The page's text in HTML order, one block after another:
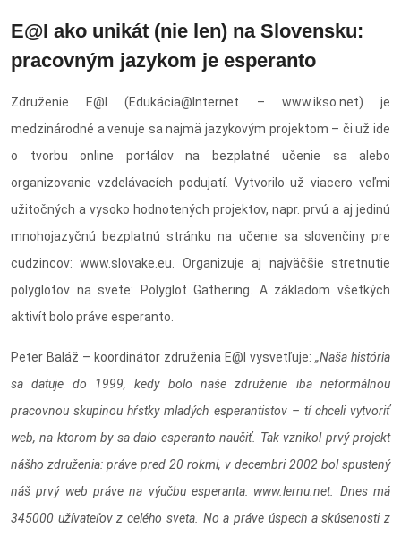
E@I ako unikát (nie len) na Slovensku:
pracovným jazykom je esperanto
Združenie E@I (Edukácia@Internet – www.ikso.net) je
medzinárodné a venuje sa najmä jazykovým projektom – či už ide
o tvorbu online portálov na bezplatné učenie sa alebo
organizovanie vzdelávacích podujatí. Vytvorilo už viacero veľmi
užitočných a vysoko hodnotených projektov, napr. prvú a aj jedinú
mnohojazyčnú bezplatnú stránku na učenie sa slovenčiny pre
cudzincov: www.slovake.eu. Organizuje aj najväčšie stretnutie
polyglotov na svete: Polyglot Gathering. A základom všetkých
aktivít bolo práve esperanto.
Peter Baláž – koordinátor združenia E@I vysvetľuje: „Naša história
sa datuje do 1999, kedy bolo naše združenie iba neformálnou
pracovnou skupinou hŕstky mladých esperantistov – tí chceli vytvoriť
web, na ktorom by sa dalo esperanto naučiť. Tak vznikol prvý projekt
nášho združenia: práve pred 20 rokmi, v decembri 2002 bol spustený
náš prvý web práve na výučbu esperanta: www.lernu.net. Dnes má
345000 užívateľov z celého sveta. No a práve úspech a skúsenosti z